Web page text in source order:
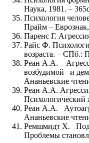
Наука, 1981. –
Психология
Прайм –
Паренс Г.
Райс Ф.
возраста. – СПб.:
Реан А.А.
возбудимой и
Ананьевские
Реан А.А.
Реан А.А.
Ананьевские
Ремшмидт Х.
Проблемы